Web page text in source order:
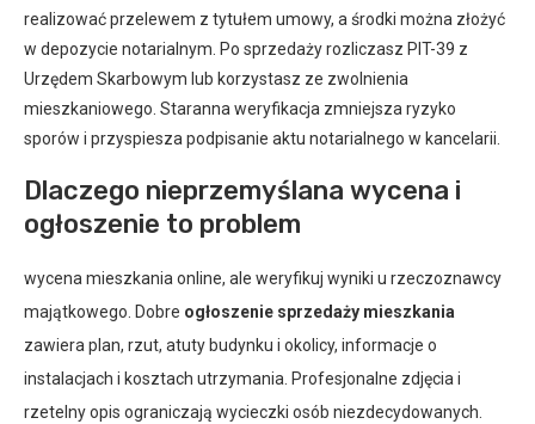
realizować przelewem z tytułem umowy, a środki można złożyć
w depozycie notarialnym. Po sprzedaży rozliczasz PIT-39 z
Urzędem Skarbowym lub korzystasz ze zwolnienia
mieszkaniowego. Staranna weryfikacja zmniejsza ryzyko
sporów i przyspiesza podpisanie aktu notarialnego w kancelarii.
Dlaczego nieprzemyślana wycena i
ogłoszenie to problem
wycena mieszkania online, ale weryfikuj wyniki u rzeczoznawcy
majątkowego. Dobre ogłoszenie sprzedaży mieszkania
zawiera plan, rzut, atuty budynku i okolicy, informacje o
instalacjach i kosztach utrzymania. Profesjonalne zdjęcia i
rzetelny opis ograniczają wycieczki osób niezdecydowanych.